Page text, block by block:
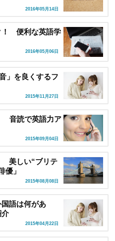
2016年05月14日
！ 便利な英語学
2016年05月06日
」を良くするフ
2015年11月27日
音読で英語力ア
2015年09月04日
美しい“ブリテ
優」
2015年08月08日
国語は何があ
2015年04月22日